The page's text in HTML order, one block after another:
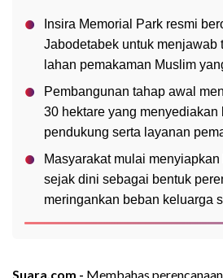
Insira Memorial Park resmi
Jabodetabek untuk menjawab
lahan pemakaman Muslim
Pembangunan tahap awal
30 hektare yang menyediakan
pendukung serta layanan
Masyarakat mulai
sejak dini sebagai bentuk
meringankan beban keluarga
Suara.com - Membahas